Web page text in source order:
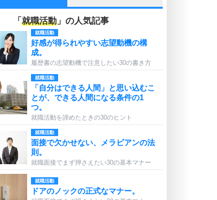
「 就職活動 」の人気記事
就職活動
好感が得られやすい志望動機の構
成。
履歴書の志望動機で注意したい30の書き方
就職活動
「自分はできる人間」と思い込むこ
とが、できる人間になる条件の1
つ。
就職活動を諦めたときの30のヒント
就職活動
面接で欠かせない、メラビアンの法
則。
就職面接でまず押さえたい30の基本マナー
就職活動
ドアのノックの正式なマナー。